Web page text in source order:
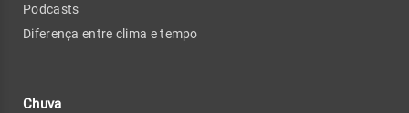
Podcasts
Diferença entre clima e tempo
Chuva